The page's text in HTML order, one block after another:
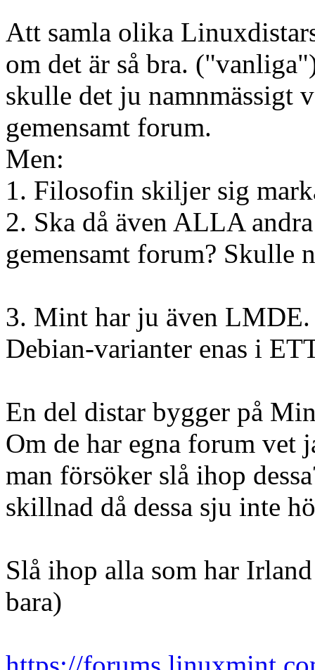
Att samla olika
om det är så bra.
skulle det ju namnmässigt
gemensamt forum.
Men:
1. Filosofin skiljer sig
2. Ska då även ALLA
gemensamt forum? Skulle
3. Mint har ju även
Debian-varianter enas i
En del distar bygger på
Om de har egna forum vet
man försöker slå ihop
skillnad då dessa sju inte
Slå ihop alla som har
bara)